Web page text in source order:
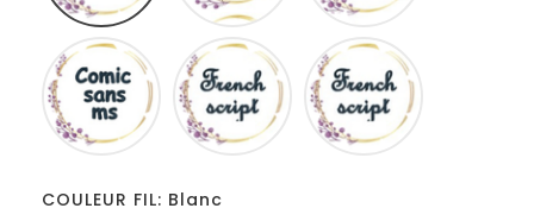
Comic
sans
ms
French
script
COULEUR FIL: Blanc